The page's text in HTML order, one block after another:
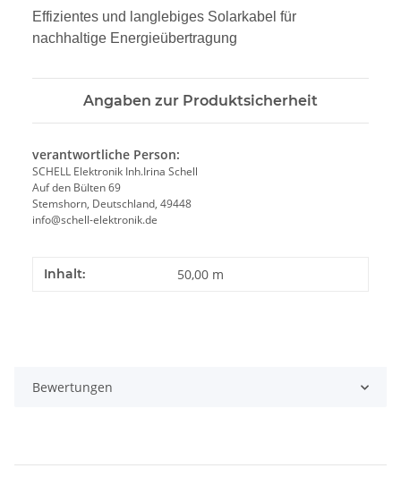
Effizientes und langlebiges Solarkabel für
nachhaltige Energieübertragung
Angaben zur Produktsicherheit
verantwortliche Person:
SCHELL Elektronik Inh.Irina Schell
Auf den Bülten 69
Stemshorn, Deutschland, 49448
info@schell-elektronik.de
Inhalt: 50,00 m
Bewertungen